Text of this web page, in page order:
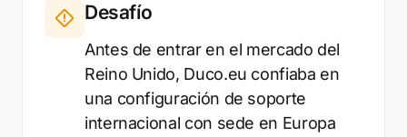
Desafío
Antes de entrar en el mercado del
Reino Unido, Duco.eu confiaba en
una configuración de soporte
internacional con sede en Europa